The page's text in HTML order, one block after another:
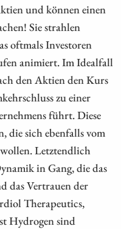
und können einen
Sie strahlen
oftmals Investoren
animiert. Im Idealfall
den Aktien den Kurs
zu einer
führt. Diese
die sich ebenfalls vom
Letztendlich
in Gang, die das
das Vertrauen der
Therapeutics,
Hydrogen sind